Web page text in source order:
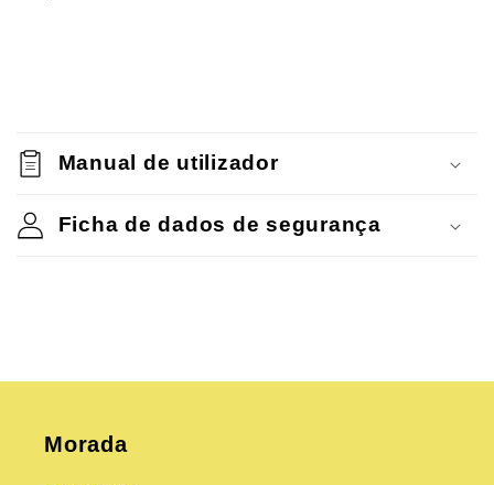
o
t
Manual de utilizador
Ficha de dados de segurança
Morada